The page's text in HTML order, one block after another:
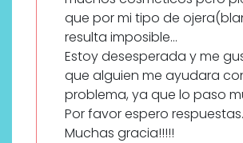
que por mi tipo de
resulta imposible…
Estoy desesperada y me
que alguien me ayudara
problema, ya que lo paso
Por favor espero
Muchas gracia!!!!!